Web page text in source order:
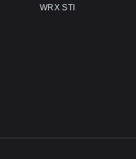
WRX STI